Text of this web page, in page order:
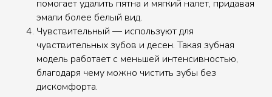
помогает удалить пятна и мягкий налет, придавая
эмали более белый вид.
Чувствительный — используют для
чувствительных зубов и десен. Такая зубная
модель работает с меньшей интенсивностью,
благодаря чему можно чистить зубы без
дискомфорта.